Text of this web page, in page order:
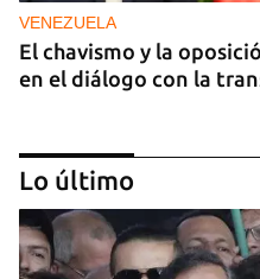
VENEZUELA
El chavismo y la
en el diálogo con la
Lo último